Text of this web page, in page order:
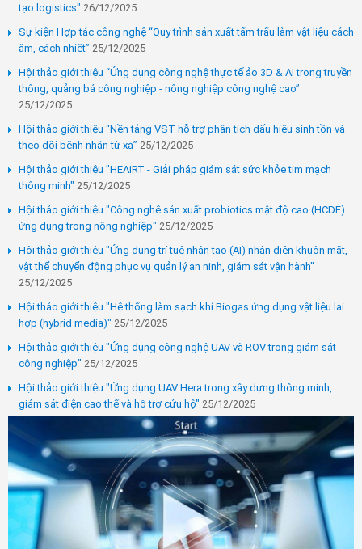
tạo logistics" 26/12/2025
Sự kiện Hợp tác công nghệ “Quy trình sản xuất tấm trấu làm vật liệu cách
âm, cách nhiệt” 25/12/2025
Hội thảo giới thiệu “Ứng dụng công nghệ thực tế ảo 3D & AI trong truyền
thông, quảng bá công nghiệp - nông nghiệp công nghệ cao”
25/12/2025
Hội thảo giới thiệu “Nền tảng VST hỗ trợ phân tích dấu hiệu sinh tồn và
theo dõi bệnh nhân từ xa” 25/12/2025
Hội thảo giới thiệu "HEAiRT - Giải pháp giám sát sức khỏe tim mạch
thông minh" 25/12/2025
Hội thảo giới thiệu "Công nghệ sản xuất probiotics mật độ cao (HCDF)
ứng dụng trong nông nghiệp" 25/12/2025
Hội thảo giới thiệu "Ứng dụng trí tuệ nhân tạo (AI) nhận diện khuôn mặt,
vật thể chuyển động phục vụ quản lý an ninh, giám sát vận hành"
25/12/2025
Hội thảo giới thiệu "Hệ thống làm sạch khí Biogas ứng dụng vật liệu lai
hợp (hybrid media)" 25/12/2025
Hội thảo giới thiệu "Ứng dụng công nghệ UAV và ROV trong giám sát
công nghiệp" 25/12/2025
Hội thảo giới thiệu "Ứng dụng UAV Hera trong xây dựng thông minh,
giám sát điện cao thế và hỗ trợ cứu hộ" 25/12/2025